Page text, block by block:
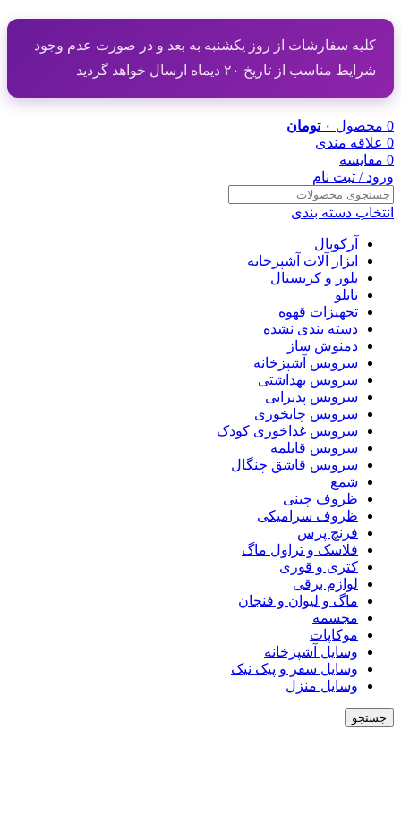
کلیه سفارشات از روز یکشنبه به بعد و در صورت عدم وجود
شرایط مناسب از تاریخ ۲۰ دیماه ارسال خواهد گردید
0 محصول ۰ تومان
0 علاقه مندی
0 مقایسه
ورود / ثبت نام
انتخاب دسته بندی
آرکوپال
ابزار آلات آشپزخانه
بلور و کریستال
تابلو
تجهیزات قهوه
دسته بندی نشده
دمنوش ساز
سرویس آشپزخانه
سرویس بهداشتی
سرویس پذیرایی
سرویس چایخوری
سرویس غذاخوری کودک
سرویس قابلمه
سرویس قاشق چنگال
شمع
ظروف چینی
ظروف سرامیکی
فرنچ پرس
فلاسک و تراول ماگ
کتری و قوری
لوازم برقی
ماگ و لیوان و فنجان
مجسمه
موکاپات
وسایل آشپزخانه
وسایل سفر و پیک نیک
وسایل منزل
جستجو